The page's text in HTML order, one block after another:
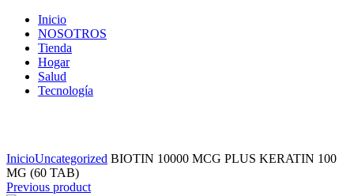
Inicio
NOSOTROS
Tienda
Hogar
Salud
Tecnología
InicioUncategorized BIOTIN 10000 MCG PLUS KERATIN 100
MG (60 TAB)
Previous product